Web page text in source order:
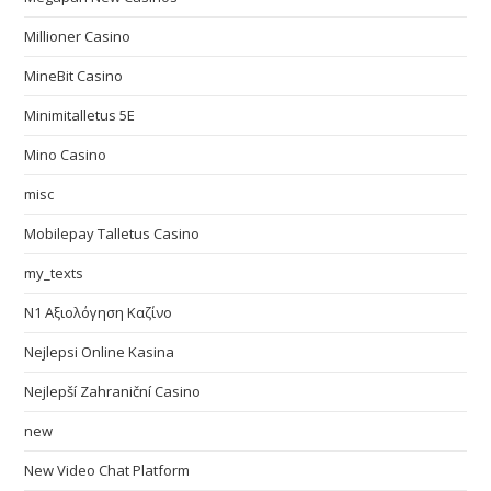
Millioner Casino
MineBit Casino
Minimitalletus 5E
Mino Casino
misc
Mobilepay Talletus Casino
my_texts
N1 Αξιολόγηση Καζίνο
Nejlepsi Online Kasina
Nejlepší Zahraniční Casino
new
New Video Chat Platform